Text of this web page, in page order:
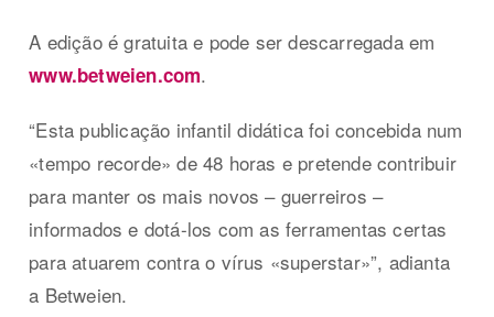
A edição é gratuita e pode ser descarregada em
www.betweien.com.
“Esta publicação infantil didática foi concebida num
«tempo recorde» de 48 horas e pretende contribuir
para manter os mais novos – guerreiros –
informados e dotá-los com as ferramentas certas
para atuarem contra o vírus «superstar»”, adianta
a Betweien.